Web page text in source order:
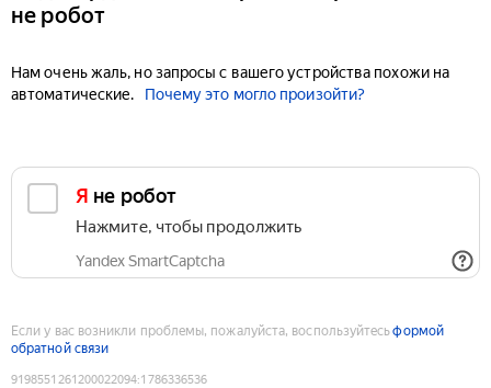
не робот
Нам очень жаль, но запросы с вашего устройства похожи на
автоматические.
Почему это могло произойти?
Я не робот
Нажмите, чтобы продолжить
Yandex SmartCaptcha
Если у вас возникли проблемы, пожалуйста, воспользуйтесьформой
обратной связи
9198551261200022094:1786336536